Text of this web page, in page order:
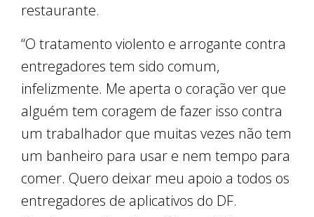
restaurante.
“O tratamento violento e arrogante contra
entregadores tem sido comum,
infelizmente. Me aperta o coração ver que
alguém tem coragem de fazer isso contra
um trabalhador que muitas vezes não tem
um banheiro para usar e nem tempo para
comer. Quero deixar meu apoio a todos os
entregadores de aplicativos do DF.